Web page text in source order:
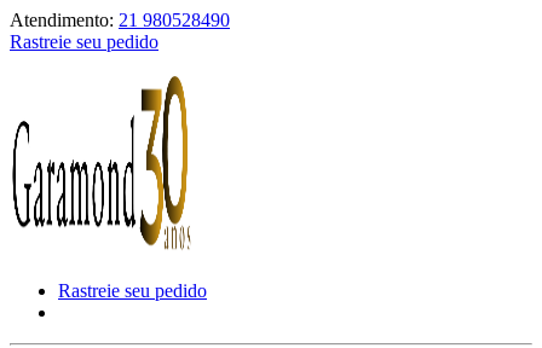
Atendimento: 21 980528490
Rastreie seu pedido
Rastreie seu pedido